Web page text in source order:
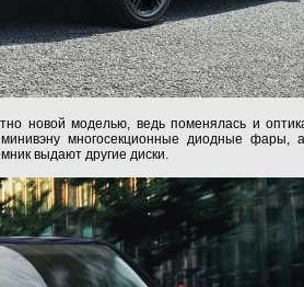
новой моделью, ведь поменялась и
многосекционные диодные фары,
выдают другие диски.